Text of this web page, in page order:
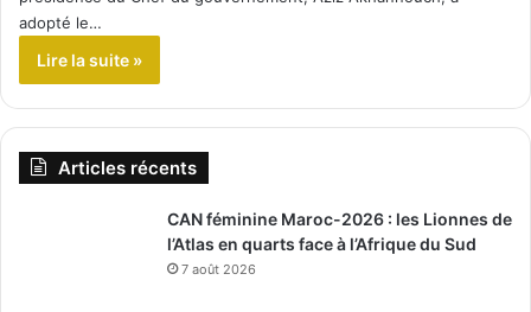
adopté le…
Lire la suite »
Articles récents
CAN féminine Maroc-2026 : les Lionnes de
l’Atlas en quarts face à l’Afrique du Sud
7 août 2026